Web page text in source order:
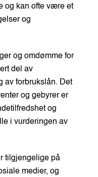
og kan ofte være et
og
og omdømme for
del av
av forbrukslån. Det
og gebyrer er
og
i vurderingen av
tilgjengelige på
medier, og